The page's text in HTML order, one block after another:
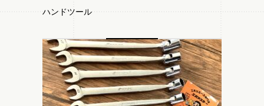
ハンドツール